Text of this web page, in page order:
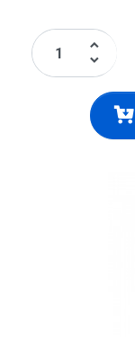
keyboard_arrow_up
keyboard_arrow_down